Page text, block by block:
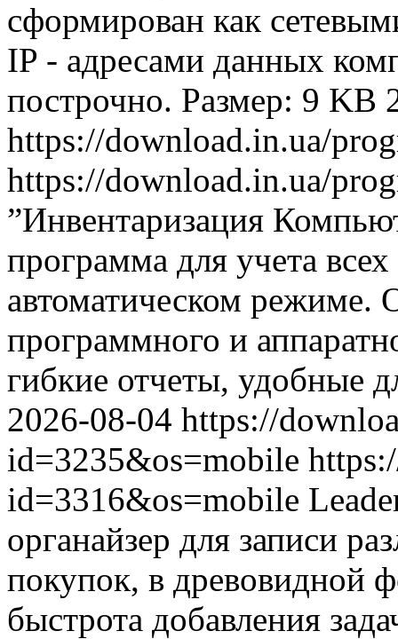
сформирован как
IP - адресами данных
построчно. Размер: 9 KB
https://download.in.ua/
https://download.in.ua/
”Инвентаризация
программа для учета
автоматическом режиме.
программного и
гибкие отчеты, удобные
2026-08-04 https://
id=3235&os=mobile
id=3316&os=mobile
органайзер для записи
покупок, в древовидной
быстрота добавления